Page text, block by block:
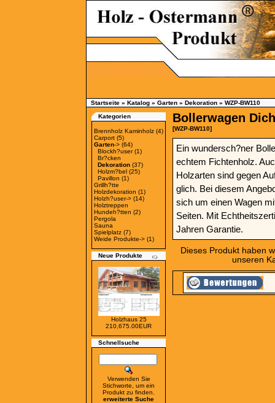
Startseite » Katalog » Garten » Dekoration » WZP-BW110
Kategorien
Brennholz Kaminholz (4)
Carport (5)
Garten-> (64)
Blockh?user(1)
Br?cken
Dekoration (37)
Holzm?bel (25)
Pavillon (1)
Grillh?tte
Holzdekoration (1)
Holzh?user-> (14)
Holztreppen
Hundeh?tten (2)
Pergola
Sauna
Spielplatz (7)
Weide Produkte-> (1)
Neue Produkte
Holzhaus 25
210,675.00EUR
Schnellsuche
Verwenden Sie
Stichworte, um ein
Produkt zu finden.
erweiterte Suche
Bollerwagen
[WZP-BW110]
Ein wundersch?ner
echtem Fichtenholz.
Holzarten sind gegen
glich. Bei diesem
sich um einen Wagen
Seiten. Mit
Jahren Garantie.
Dieses Produkt haben
unseren